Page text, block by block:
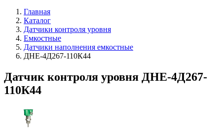
Главная
Каталог
Датчики контроля уровня
Емкостные
Датчики наполнения емкостные
ДНЕ-4Д267-110К44
Датчик контроля уровня ДНЕ-4Д267-
110К44